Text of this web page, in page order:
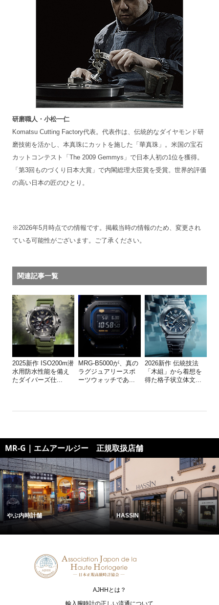
研磨職人・小松一仁
Komatsu Cutting Factory代表。代表作は、伝統的なダイヤモンド研
磨技術を活かし、本真珠にカットを施した「華真珠」。米国の宝石
カットコンテスト「The 2009 Gemmys」で日本人初の1位を獲得。
「第3回ものづくり日本大賞」で内閣総理大臣賞を受賞。世界的評価
の高い日本の匠のひとり。
※2026年5月時点での情報です。掲載当時の情報のため、変更され
ている可能性がございます。ご了承ください。
関連記事一覧
2025新作 ISO200m潜
水用防水性能を備え
たダイバーズ仕...
MRG-B5000が、真の
ラグジュアリースポ
ーツウォッチであ...
2026新作 伝統技法
「木組」から着想を
得た格子状立体文...
MR-G｜エムアールジー 正規取扱店舗
やぶ内時計舗 HASSIN
AJHHとは？
輸入腕時計の正しい流通について